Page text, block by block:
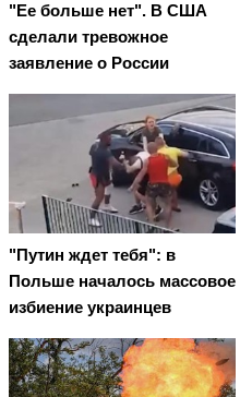
"Ее больше нет". В США
сделали тревожное
заявление о России
"Путин ждет тебя": в
Польше началось массовое
избиение украинцев